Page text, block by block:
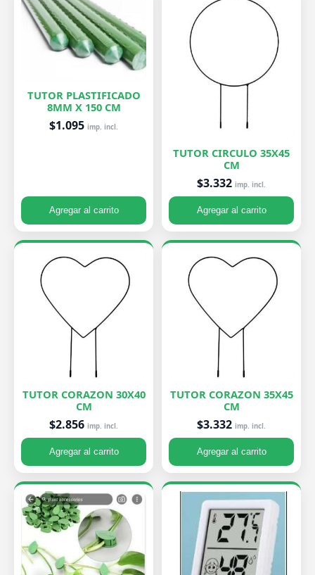
TUTOR PLASTIFICADO
8MM X 150 CM
$1.095 imp. incl.
Agregar al carrito
TUTOR CIRCULO 35X45
CM
$3.332 imp. incl.
Agregar al carrito
TUTOR CORAZON 30X40
CM
$2.856 imp. incl.
Agregar al carrito
TUTOR CORAZON 35X45
CM
$3.332 imp. incl.
Agregar al carrito